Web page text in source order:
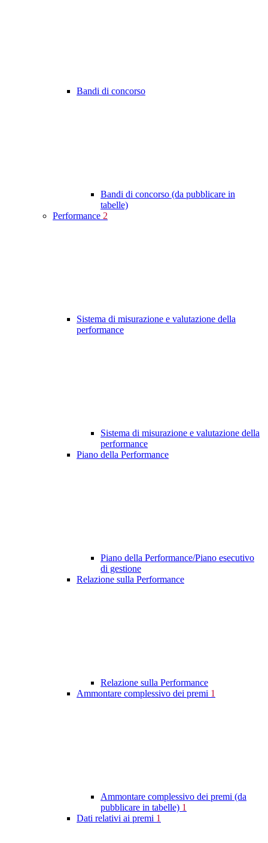
Bandi di concorso
Bandi di concorso (da pubblicare in
tabelle)
Performance 2
Sistema di misurazione e valutazione della
performance
Sistema di misurazione e valutazione della
performance
Piano della Performance
Piano della Performance/Piano esecutivo
di gestione
Relazione sulla Performance
Relazione sulla Performance
Ammontare complessivo dei premi 1
Ammontare complessivo dei premi (da
pubblicare in tabelle) 1
Dati relativi ai premi 1